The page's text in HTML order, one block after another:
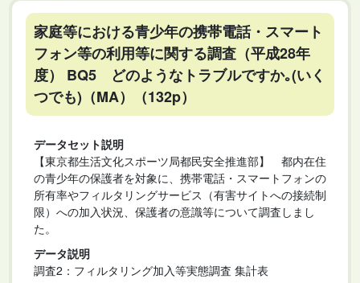
家庭等における青少年の携帯電話・スマート
フォン等の利用等に関する調査（平成28年
度） BQ5 どのようなトラブルですか｡(いく
つでも)（MA）（132p）
データセット説明
【東京都生活文化スポーツ局都民安全推進部】 都内在住
の青少年の保護者を対象に、携帯電話・スマートフォンの
所有率やフィルタリングサービス（有害サイトへの接続制
限）への加入状況、保護者の意識等について調査しまし
た。
データ説明
調査2：フィルタリング加入等実態調査 集計表